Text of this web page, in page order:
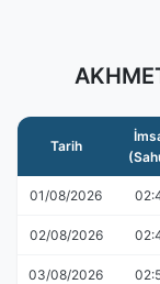
Tarih
01/08/2026
02/08/2026
03/08/2026